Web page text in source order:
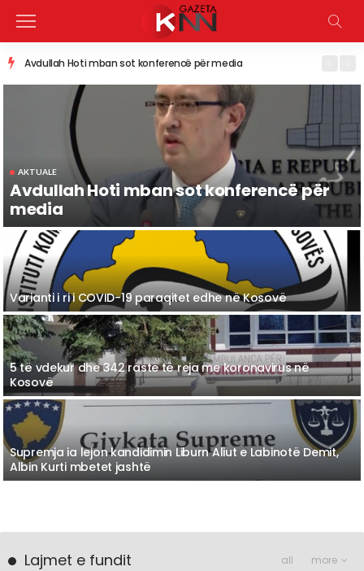
Avdullah Hoti mban sot konferencë për media
AKTUALE
Avdullah Hoti mban sot konferencë për
media
Varianti i ri i COVID-19 paraqitet edhe në Kosovë
5 të vdekur dhe 342 raste të reja me koronavirus në
Kosovë
Supremja ia lejon kandidimin Liburn Aliut e Labinotë Demit,
Albin Kurti mbetet jashtë
Lajmet e fundit all more